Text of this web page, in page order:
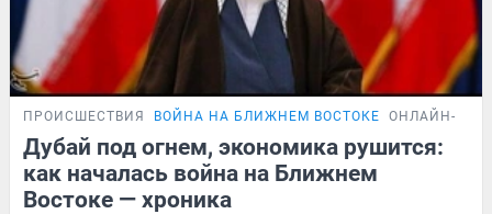
ПРОИСШЕСТВИЯ ВОЙНА НА БЛИЖНЕМ ВОСТОКЕ ОНЛАЙН-
Дубай под огнем, экономика рушится:
как началась война на Ближнем
Востоке — хроника